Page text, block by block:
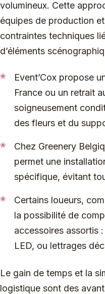
volumineux. Cette
équipes de production
contraintes techniques
d’éléments
Event’Cox propose
France ou un retrait
soigneusement
des fleurs et du
Chez Greenery
permet une
spécifique, évitant
Certains loueurs,
la possibilité de
accessoires assortis
LED, ou lettrages
Le gain de temps et la
logistique sont des